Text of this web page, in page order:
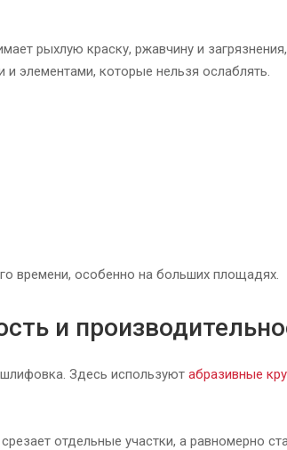
рыхлую краску, ржавчину и
элементами, которые нельзя ослаблять.
времени, особенно на больших площадях.
и
Здесь используют абразивные
отдельные участки, а равномерно